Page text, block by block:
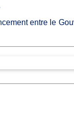
entre le